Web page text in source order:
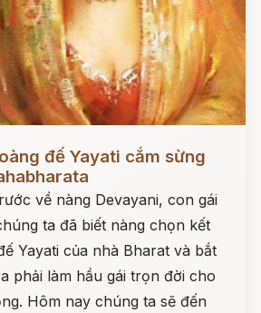
đế Yayati cắm sừng
về nàng Devayani, con gái
ta đã biết nàng chọn kết
Yayati của nhà Bharat và bắt
phải làm hầu gái trọn đời cho
Hôm nay chúng ta sẽ đến